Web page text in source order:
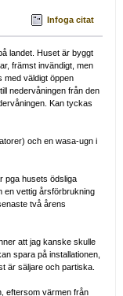
Infoga citat
landet. Huset är byggt
främst invändigt, men
med väldigt öppen
nedervåningen från den
Kan tyckas
och en wasa-ugn i
pga husets ödsliga
en vettig årsförbrukning
två årens
att jag kanske skulle
spara på installationen,
är säljare och partiska.
eftersom värmen från